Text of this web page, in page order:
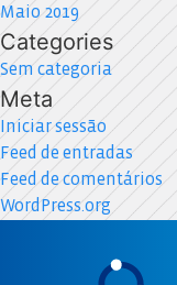
Maio 2019
Categories
Sem categoria
Meta
Iniciar sessão
Feed de entradas
Feed de comentários
WordPress.org